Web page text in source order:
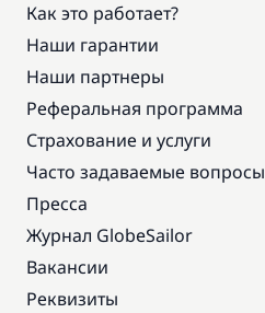
Как это работает?
Наши гарантии
Наши партнеры
Реферальная программа
Страхование и услуги
Часто задаваемые вопросы
Пресса
Журнал GlobeSailor
Вакансии
Реквизиты